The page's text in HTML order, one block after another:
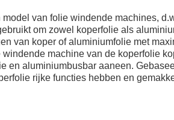
van folie windende machines,
om zowel koperfolie als
van koper of aluminiumfolie met
machine van de koperfolie
en aluminiumbusbar aaneen.
rijke functies hebben en